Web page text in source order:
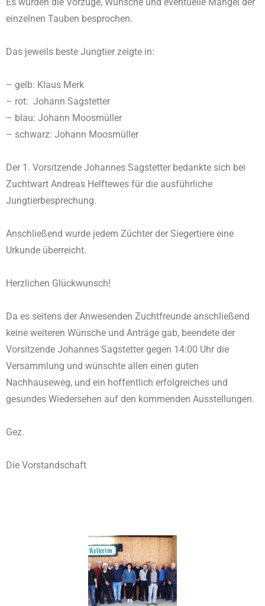
einzelnen Tauben besprochen.
Das jeweils beste Jungtier zeigte in:
– gelb: Klaus Merk
– rot: Johann Sagstetter
– blau: Johann Moosmüller
– schwarz: Johann Moosmüller
Der 1. Vorsitzende Johannes Sagstetter bedankte sich bei
Zuchtwart Andreas Helftewes für die ausführliche
Jungtierbesprechung.
Anschließend wurde jedem Züchter der Siegertiere eine
Urkunde überreicht.
Herzlichen Glückwunsch!
Da es seitens der Anwesenden Zuchtfreunde anschließend
keine weiteren Wünsche und Anträge gab, beendete der
Vorsitzende Johannes Sagstetter gegen 14:00 Uhr die
Versammlung und wünschte allen einen guten
Nachhauseweg, und ein hoffentlich erfolgreiches und
gesundes Wiedersehen auf den kommenden Ausstellungen.
Gez.
Die Vorstandschaft